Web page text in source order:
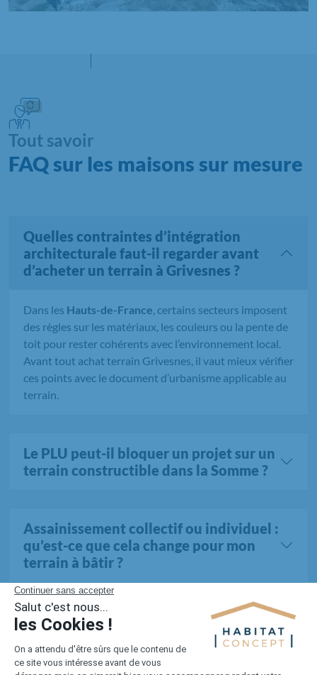
Tout savoir
FAQ sur les maisons sur mesure
Quelles contraintes d’intégration
architecturale faut-il regarder avant
d’acheter un terrain à Grivesnes ?
Dans les Hauts-de-France, certains secteurs imposent
des règles sur les matériaux, les couleurs ou la pente de
toit pour rester cohérents avec l’environnement local.
Avant tout achat terrain Grivesnes, il vaut mieux vérifier
ces points avec le document d’urbanisme applicable au
terrain.
Le PLU peut-il bloquer un projet sur un
terrain constructible dans la Somme ?
Assainissement collectif ou individuel :
qu’est-ce que cela change pour mon
terrain à bâtir ?
Tous les terrains dans la Somme (790 au total)